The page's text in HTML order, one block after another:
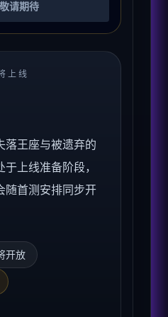
请期待
上线
落王座与被遗弃的
上线准备阶段，
随首测安排同步开
开放